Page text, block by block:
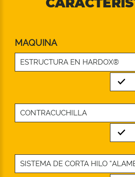
MAQUINA
ESTRUCTURA EN HARDOX®
CONTRACUCHILLA
SISTEMA DE CORTA HILO